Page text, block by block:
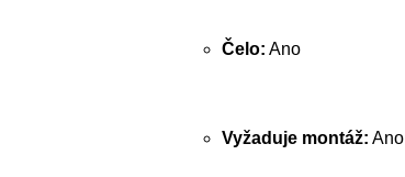
Čelo: Ano
Vyžaduje montáž: Ano